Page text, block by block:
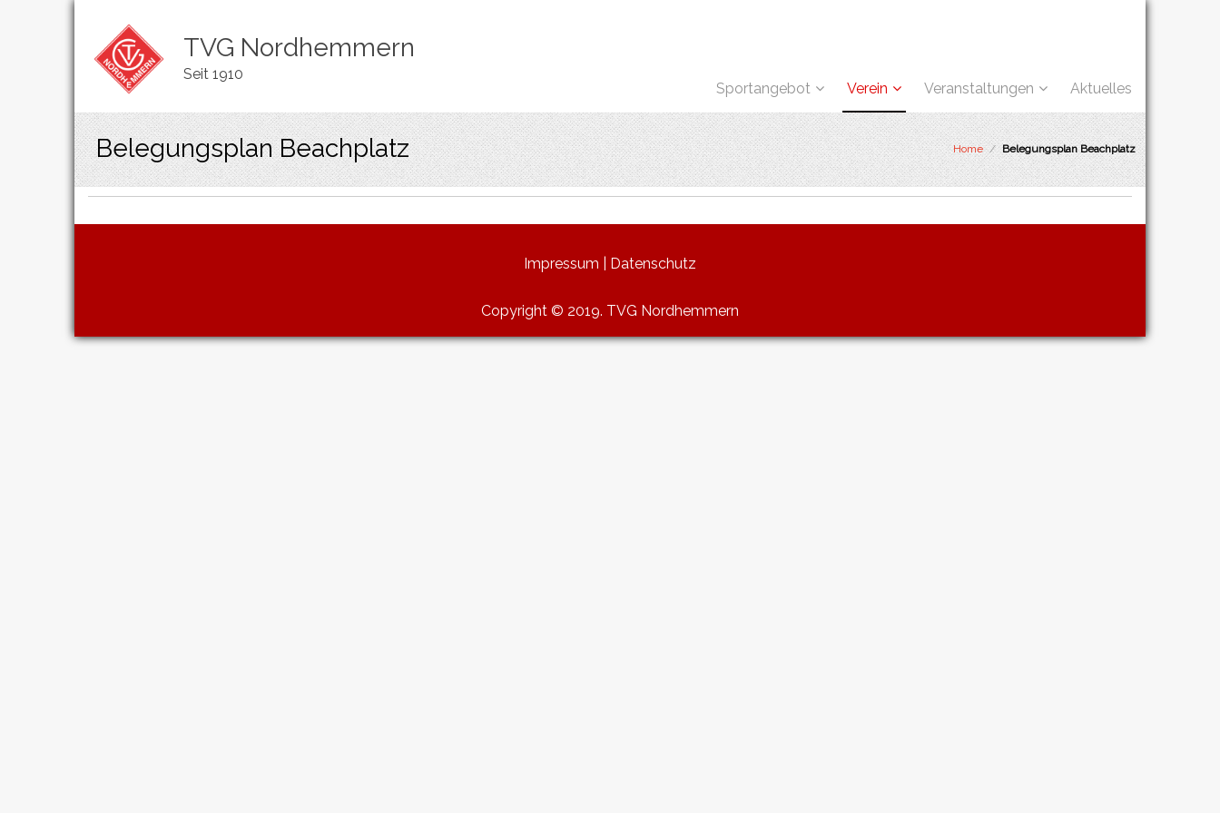
TVG Nordhemmern
Seit 1910
Sportangebot
Verein Veranstaltungen Aktuelles
Home / Belegungsplan Beachplatz
Belegungsplan Beachplatz
Impressum Datenschutz
Copyright © 2019. TVG Nordhemmern